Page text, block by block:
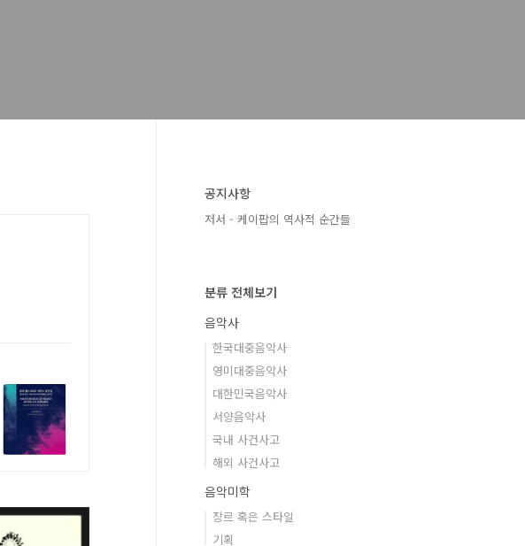
공지사항
저서 - 케이팝의 역사적 순간들
분류 전체보기
음악사
한국대중음악사
영미대중음악사
대한민국음악사
서양음악사
국내 사건사고
해외 사건사고
음악미학
장르 혹은 스타일
기획